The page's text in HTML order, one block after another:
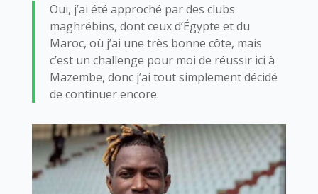
Oui, j’ai été approché par des clubs
maghrébins, dont ceux d’Égypte et du
Maroc, où j’ai une très bonne côte, mais
c’est un challenge pour moi de réussir ici à
Mazembe, donc j’ai tout simplement décidé
de continuer encore.